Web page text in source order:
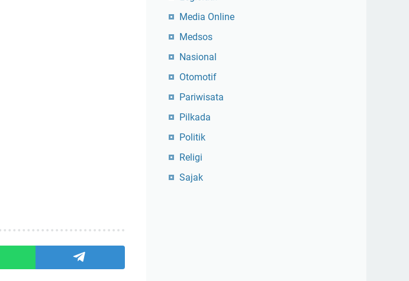
Media Online
Medsos
Nasional
Otomotif
Pariwisata
Pilkada
Politik
Religi
Sajak